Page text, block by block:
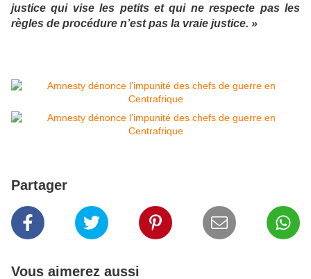
justice qui vise les petits et qui ne respecte pas les
règles de procédure n’est pas la vraie justice. »
Partager
Vous aimerez aussi